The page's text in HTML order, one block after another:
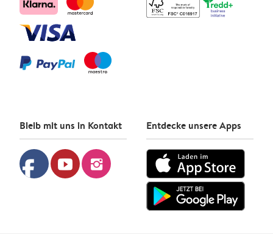
Bleib mit uns in Kontakt
facebook youtube instagram
Entdecke unsere Apps